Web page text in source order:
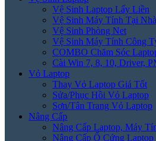
Vệ Sinh Laptop Lấy Liền
Vệ Sinh Máy Tính Tại Nhà
Vệ Sinh Phòng Net
Vệ Sinh Máy Tính Công
COMBO Chăm Sóc
Cài Win 7, 8, 10, Driver,
Vỏ Laptop
Thay Vỏ Laptop Giá Tốt
Sửa/Phục Hồi Vỏ Laptop
Sơn/Tân Trang Vỏ Laptop
Nâng Cấp
Nâng Cấp Laptop, Máy
Nâng Cấp Ổ Cứng Laptop